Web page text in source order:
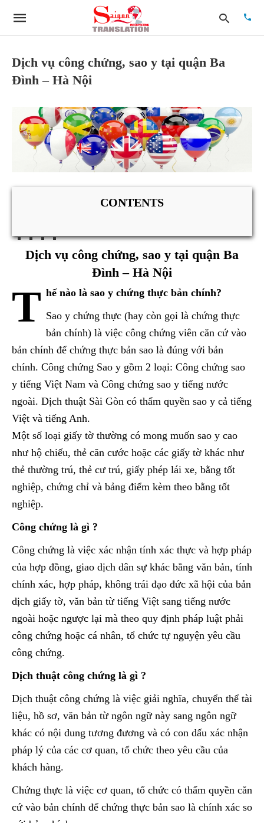
Dịch vụ công chứng, sao y tại quận Ba
Đình – Hà Nội
CONTENTS
Dịch vụ công chứng, sao y tại quận Ba
Đình – Hà Nội
T hế nào là sao y chứng thực bản chính?
Sao y chứng thực (hay còn gọi là chứng thực
bản chính) là việc công chứng viên căn cứ vào
bản chính để chứng thực bản sao là đúng với bản
chính. Công chứng Sao y gồm 2 loại: Công chứng sao
y tiếng Việt Nam và Công chứng sao y tiếng nước
ngoài. Dịch thuật Sài Gòn có thẩm quyền sao y cả tiếng
Việt và tiếng Anh.
Một số loại giấy tờ thường có mong muốn sao y cao
như hộ chiếu, thẻ căn cước hoặc các giấy tờ khác như
thẻ thường trú, thẻ cư trú, giấy phép lái xe, bằng tốt
nghiệp, chứng chỉ và bảng điểm kèm theo bằng tốt
nghiệp.
Công chứng là gì ?
Công chứng là việc xác nhận tính xác thực và hợp pháp
của hợp đồng, giao dịch dân sự khác bằng văn bản, tính
chính xác, hợp pháp, không trái đạo đức xã hội của bản
dịch giấy tờ, văn bản từ tiếng Việt sang tiếng nước
ngoài hoặc ngược lại mà theo quy định pháp luật phải
công chứng hoặc cá nhân, tổ chức tự nguyện yêu cầu
công chứng.
Dịch thuật công chứng là gì ?
Dịch thuật công chứng là việc giải nghĩa, chuyển thể tài
liệu, hồ sơ, văn bản từ ngôn ngữ này sang ngôn ngữ
khác có nội dung tương đương và có con dấu xác nhận
pháp lý của các cơ quan, tổ chức theo yêu cầu của
khách hàng.
Chứng thực là việc cơ quan, tổ chức có thẩm quyền căn
cứ vào bản chính để chứng thực bản sao là chính xác so